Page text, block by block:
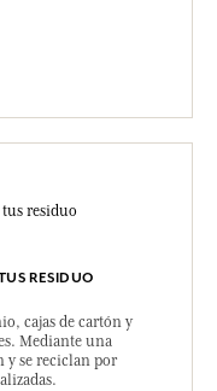
RESIDUO
cajas de cartón y
Mediante una
y se reciclan por